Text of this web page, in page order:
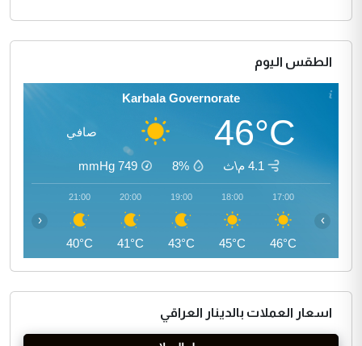
الطقس اليوم
Karbala Governorate
46°C صافي
4.1 م\ث 8%
749
mmHg
17:00
46°C
18:00
45°C
19:00
43°C
20:00
41°C
21:00
40°C
‹ ›
اسعار العملات بالدينار العراقي